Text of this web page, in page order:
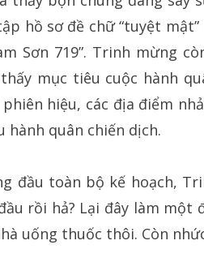
hồ sơ đề chữ “tuyệt
Sơn 719”. Trinh mừng
mục tiêu cuộc hành
hiệu, các địa điểm
hành quân chiến dịch.
đầu toàn bộ kế hoạch,
rồi hả? Lại đây làm một
uống thuốc thôi. Còn